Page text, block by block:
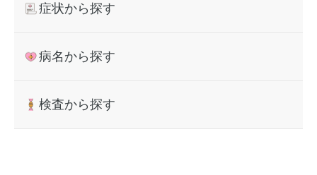
症状から探す
病名から探す
検査から探す